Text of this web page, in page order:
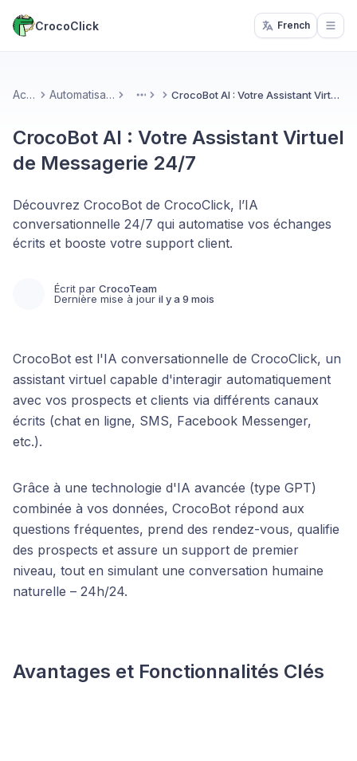
CrocoClick French
Accueil Automatisations & IA More CrocoBot AI : Votre Assistant Virtuel de Messagerie 24/7
CrocoBot AI : Votre Assistant Virtuel
de Messagerie 24/7
Découvrez CrocoBot de CrocoClick, l’IA
conversationnelle 24/7 qui automatise vos échanges
écrits et booste votre support client.
Écrit par CrocoTeam
Dernière mise à jour il y a 9 mois
CrocoBot est l'IA conversationnelle de CrocoClick, un
assistant virtuel capable d'interagir automatiquement
avec vos prospects et clients via différents canaux
écrits (chat en ligne, SMS, Facebook Messenger,
etc.).
Grâce à une technologie d'IA avancée (type GPT)
combinée à vos données, CrocoBot répond aux
questions fréquentes, prend des rendez-vous, qualifie
des prospects et assure un support de premier
niveau, tout en simulant une conversation humaine
naturelle – 24h/24.
Avantages et Fonctionnalités Clés